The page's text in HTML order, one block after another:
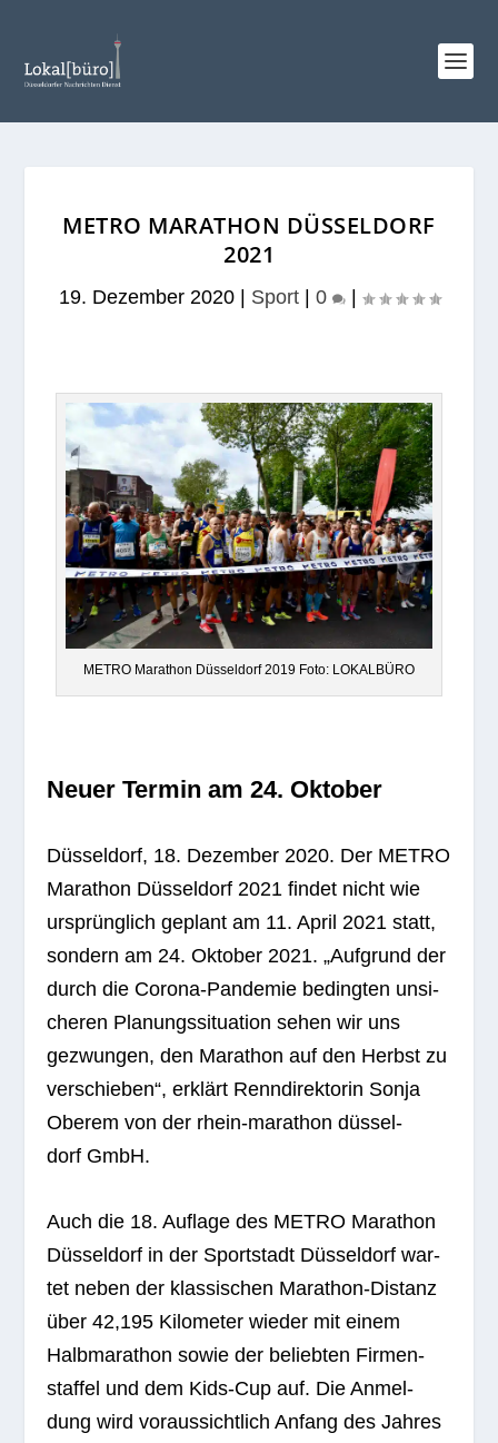
METRO MARATHON DÜSSELDORF
2021
19. Dezember 2020| Sport| 0 |
METRO Mara­thon Düs­sel­dorf 2019 Foto: LOKALBÜRO
Neuer Ter­min am 24. Oktober
Düs­sel­dorf, 18. Dezem­ber 2020. Der METRO
Mara­thon Düs­sel­dorf 2021 fin­det nicht wie
ursprüng­lich geplant am 11. April 2021 statt,
son­dern am 24. Okto­ber 2021. „Auf­grund der
durch die Corona-Pan­de­mie beding­ten unsi­
che­ren Pla­nungs­si­tua­tion sehen wir uns
gezwun­gen, den Mara­thon auf den Herbst zu
ver­schie­ben“, erklärt Renn­di­rek­to­rin Sonja
Obe­rem von der rhein-mara­thon düs­sel­
dorf GmbH.
Auch die 18. Auf­lage des METRO Mara­thon
Düs­sel­dorf in der Sport­stadt Düs­sel­dorf war­
tet neben der klas­si­schen Mara­thon-Distanz
über 42,195 Kilo­me­ter wie­der mit einem
Halb­ma­ra­thon sowie der belieb­ten Fir­men­
staf­fel und dem Kids-Cup auf. Die Anmel­
dung wird vor­aus­sicht­lich Anfang des Jah­res